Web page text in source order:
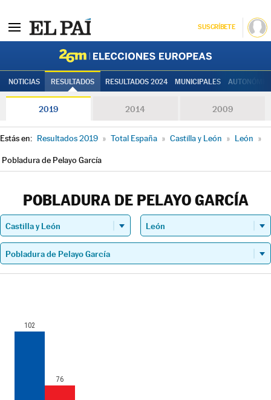
SUSCRÍBETE
NOTICIAS RESULTADOS RESULTADOS 2024 MUNICIPALES
2019 2014 2009
Estás en: Resultados 2019 » Total España » Castilla y León » León »
Pobladura de Pelayo García
POBLADURA DE PELAYO GARCÍA
102
76